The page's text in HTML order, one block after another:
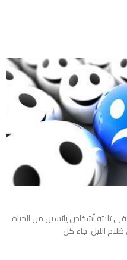
ثلاثة أشخاص يائسين من الحياة
الليل. جاء كل